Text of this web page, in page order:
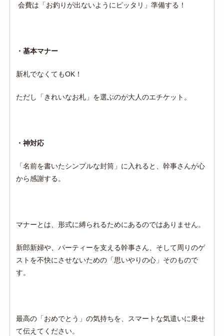
会費は「お釣りが出ないようにピッタリ」準備する！
・基本マナー
新札でなくてもOK！
ただし「きれいなお札」を選ぶのが大人のエチケット。
・神対応
「名前を書いたシンプルな封筒」に入れると、幹事さんが心
から感謝する。
マナーとは、形式に縛られるためにあるのではありません。
新郎新婦や、パーティーを支える幹事さん、そして周りのゲ
ストを不快にさせないための「思いやりの心 」そのもので
す。
最高の「おめでとう」の気持ちを、スマートな気遣いに乗せ
て伝えてください。